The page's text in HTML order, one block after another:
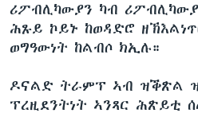
ሪፖብሊካውያን ካብ
ሕጹይ ኮይኑ ከወዳድሮ
ወግዓውነት ከልብሶ ክኢሉ።
ዶናልድ ትራምፕ ኣብ ዝቕጽል
ፕረዚደንትነት ኣንጻር ሕጽይቲ